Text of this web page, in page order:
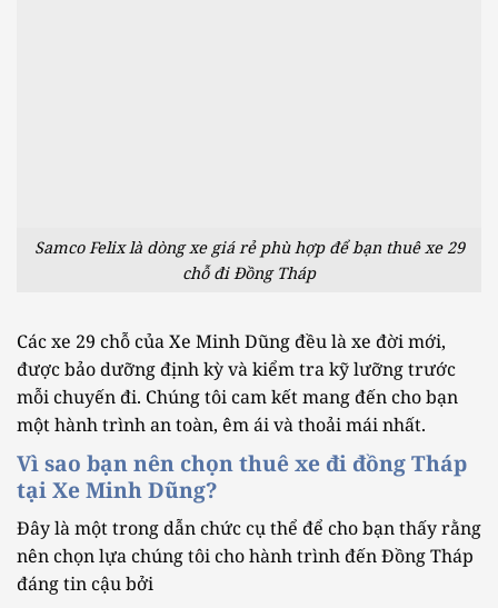
Samco Felix là dòng xe giá rẻ phù hợp để bạn thuê xe 29
chỗ đi Đồng Tháp
Các xe 29 chỗ của Xe Minh Dũng đều là xe đời mới,
được bảo dưỡng định kỳ và kiểm tra kỹ lưỡng trước
mỗi chuyến đi. Chúng tôi cam kết mang đến cho bạn
một hành trình an toàn, êm ái và thoải mái nhất.
Vì sao bạn nên chọn thuê xe đi đồng Tháp
tại Xe Minh Dũng?
Đây là một trong dẫn chức cụ thể để cho bạn thấy rằng
nên chọn lựa chúng tôi cho hành trình đến Đồng Tháp
đáng tin cậu bởi